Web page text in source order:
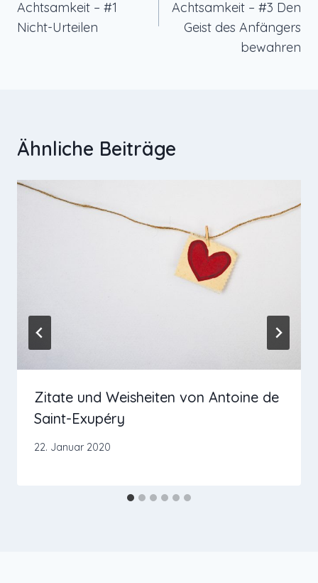
Achtsamkeit – #1
Nicht-Urteilen
Achtsamkeit – #3 Den
Geist des Anfängers
bewahren
Ähnliche Beiträge
Zitate und Weisheiten von Antoine de
Saint-Exupéry
22. Januar 2020